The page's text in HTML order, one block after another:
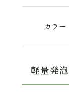
カラー
軽量発